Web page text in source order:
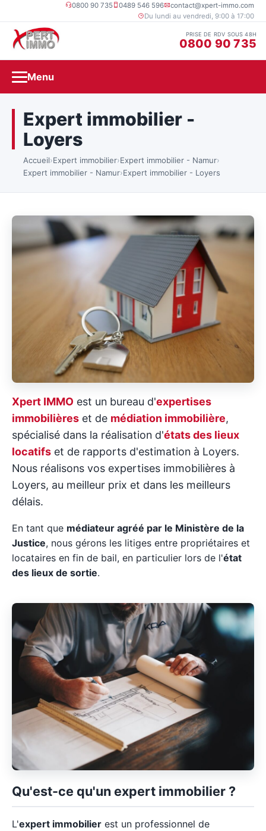
0800 90 735 0489 546 596
contact@xpert-immo.com
Du lundi au vendredi, 9:00 à 17:00
PRISE DE RDV SOUS 48H
0800 90 735
Menu
Expert immobilier -
Loyers
Accueil›Expert immobilier›Expert immobilier - Namur›
Expert immobilier - Namur›Expert immobilier - Loyers
Xpert IMMO est un bureau d'expertises
immobilières et de médiation immobilière,
spécialisé dans la réalisation d'états des lieux
locatifs et de rapports d'estimation à Loyers.
Nous réalisons vos expertises immobilières à
Loyers, au meilleur prix et dans les meilleurs
délais.
En tant que médiateur agréé par le Ministère de la
Justice, nous gérons les litiges entre propriétaires et
locataires en fin de bail, en particulier lors de l'état
des lieux de sortie.
Qu'est-ce qu'un expert immobilier ?
L'expert immobilier est un professionnel de